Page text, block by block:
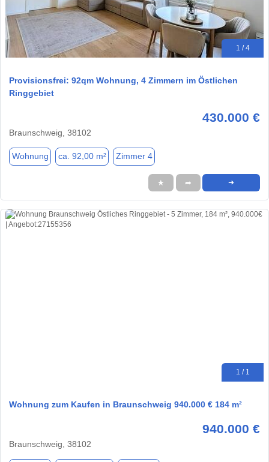
1 / 4
Provisionsfrei: 92qm Wohnung, 4 Zimmern im Östlichen
Ringgebiet
430.000 €
Braunschweig, 38102
Wohnung ca. 92,00 m² Zimmer 4
★ ➦ ➜
1 / 1
Wohnung zum Kaufen in Braunschweig 940.000 € 184 m²
940.000 €
Braunschweig, 38102